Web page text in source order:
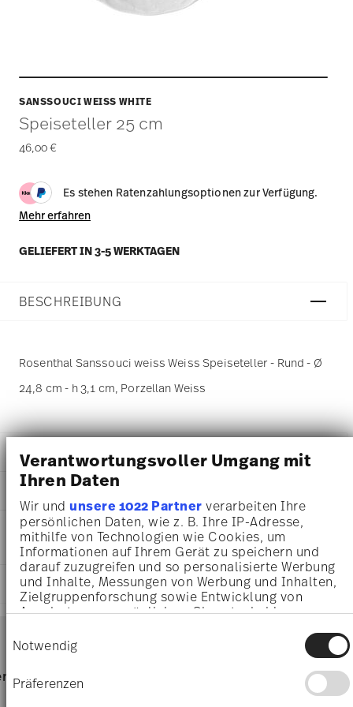
Verantwortungsvoller Umgang mit
Ihren Daten
Wir undunsere 1022 Partner verarbeiten Ihre
persönlichen Daten, wie z. B. Ihre IP-Adresse,
mithilfe von Technologien wie Cookies, um
Informationen auf Ihrem Gerät zu speichern und
darauf zuzugreifen und so personalisierte Werbung
und Inhalte, Messungen von Werbung und Inhalten,
Zielgruppenforschung sowie Entwicklung von
Angeboten zu ermöglichen. Sie entscheiden
Sie können Ihre Einwilligung jederzeit über die
Cookie-Erklärung oder durch Klicken auf das
Privacy Trigger Symbol ändern oder widerrufen
Notwendig
Präferenzen
SANSSOUCI WEISS WHITE
Speiseteller 25 cm
46,00 €
Es stehen Ratenzahlungsoptionen zur Verfügung.
Mehr erfahren
GELIEFERT IN 3-5 WERKTAGEN
BESCHREIBUNG
Rosenthal Sanssouci weiss Weiss Speiseteller - Rund - Ø
24,8 cm - h 3,1 cm, Porzellan Weiss
DETAILS
Rosenthal
Weiß
Porzellan
White
10480-800001-10225
4012438122977
DE
1926
MAßE
24,80 cm
24,80 cm
24,80 cm
3,10 cm
450 gr
0,00 cm
37 gr
PFLEGE- UND
SICHERHEITSINFORMATIONEN
Mikrowellengeeignet
LIEFERUNG UND RÜCKSENDUNG